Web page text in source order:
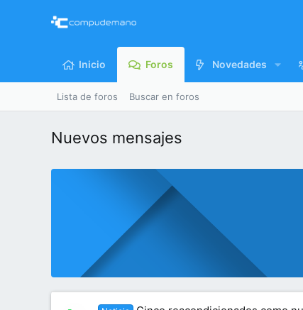
Inicio Foros Novedades
Lista de foros Buscar en foros
Nuevos mensajes